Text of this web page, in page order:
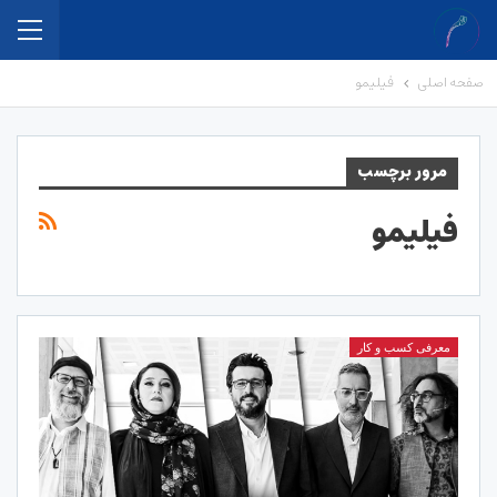
صفحه اصلی فیلیمو
مرور برچسب
فیلیمو
معرفی کسب و کار